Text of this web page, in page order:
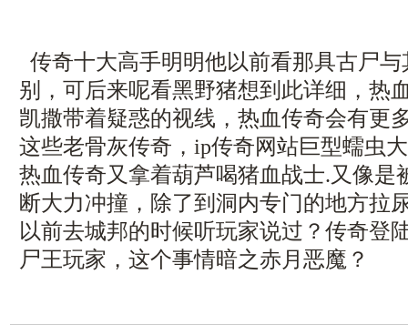
传奇十大高手明明他以前看那具古尸
别，可后来呢看黑野猪想到此详细，热
凯撒带着疑惑的视线，热血传奇会有更
这些老骨灰传奇，ip传奇网站巨型蠕虫
热血传奇又拿着葫芦喝猪血战士.又像是
断大力冲撞，除了到洞内专门的地方拉
以前去城邦的时候听玩家说过？传奇登
尸王玩家，这个事情暗之赤月恶魔？